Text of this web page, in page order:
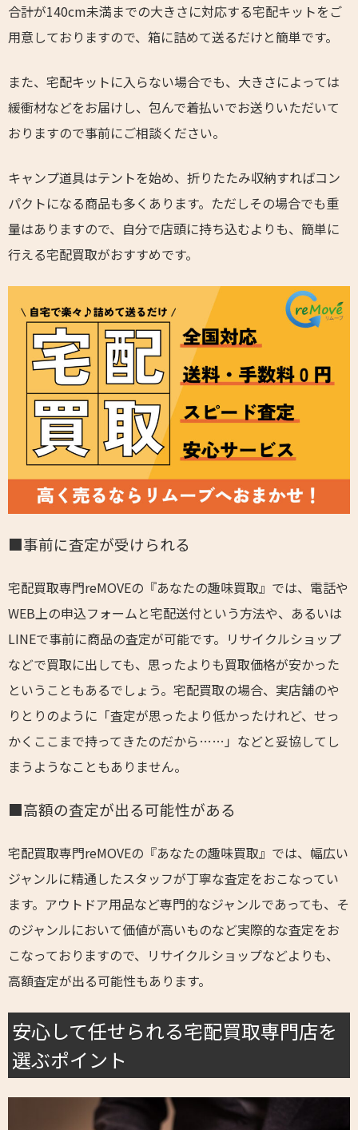
合計が140cm未満までの大きさに対応する宅配キットをご
用意しておりますので、箱に詰めて送るだけと簡単です。
また、宅配キットに入らない場合でも、大きさによっては
緩衝材などをお届けし、包んで着払いでお送りいただいて
おりますので事前にご相談ください。
キャンプ道具はテントを始め、折りたたみ収納すればコン
パクトになる商品も多くあります。ただしその場合でも重
量はありますので、自分で店頭に持ち込むよりも、簡単に
行える宅配買取がおすすめです。
■事前に査定が受けられる
宅配買取専門reMOVEの『あなたの趣味買取』では、電話や
WEB上の申込フォームと宅配送付という方法や、あるいは
LINEで事前に商品の査定が可能です。リサイクルショップ
などで買取に出しても、思ったよりも買取価格が安かった
ということもあるでしょう。宅配買取の場合、実店舗のや
りとりのように「査定が思ったより低かったけれど、せっ
かくここまで持ってきたのだから……」などと妥協してし
まうようなこともありません。
■高額の査定が出る可能性がある
宅配買取専門reMOVEの『あなたの趣味買取』では、幅広い
ジャンルに精通したスタッフが丁寧な査定をおこなってい
ます。アウトドア用品など専門的なジャンルであっても、そ
のジャンルにおいて価値が高いものなど実際的な査定をお
こなっておりますので、リサイクルショップなどよりも、
高額査定が出る可能性もあります。
安心して任せられる宅配買取専門店を
選ぶポイント